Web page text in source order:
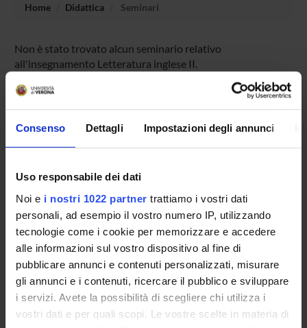
Consenso Dettagli Impostazioni degli annunci
Uso responsabile dei dati
Noi e i nostri 1022 partner trattiamo i vostri dati
personali, ad esempio il vostro numero IP, utilizzando
tecnologie come i cookie per memorizzare e accedere
alle informazioni sul vostro dispositivo al fine di
pubblicare annunci e contenuti personalizzati, misurare
gli annunci e i contenuti, ricercare il pubblico e sviluppare
i servizi. Avete la possibilità di scegliere chi utilizza i
vostri dati e per quali scopi. Le vostre scelte in materia di
Home Didattica Seminari
Non è stato trovato alcun seminario relativo
all'insegnamento Letteratura inglese II.
OFFERTA FORMATIVA
DOTTORATI DI RICERCA E FORMAZIONE
SUPERIORE
Contatti
Persone
Luoghi
Calendario